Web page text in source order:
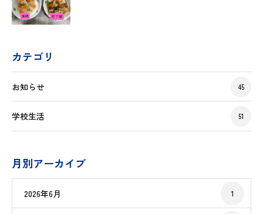
カテゴリ
お知らせ 45
学校生活 51
月別アーカイブ
2026年6月 1